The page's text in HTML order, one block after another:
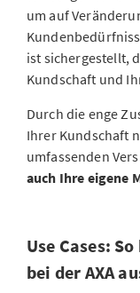
um auf
ist sichergestellt,
Kundschaft und
Durch die enge
Ihrer Kundschaft
umfassenden
auch Ihre eigene
Use Cases:
bei der AXA